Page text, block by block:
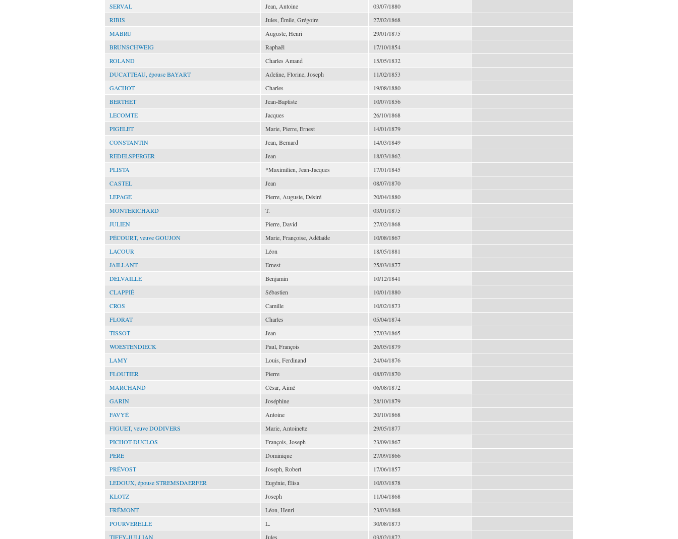
SERVAL
Jean, Antoine
03/07/1880
RIBIS
Jules, Émile, Grégoire
27/02/1868
MABRU
Auguste, Henri
29/01/1875
BRUNSCHWEIG
Raphaël
17/10/1854
ROLAND
Charles Amand
15/05/1832
DUCATTEAU, épouse BAYART
Adeline, Florine, Joseph
11/02/1853
GACHOT
Charles
19/08/1880
BERTHET
Jean-Baptiste
10/07/1856
LECOMTE
Jacques
26/10/1868
PIGELET
Marie, Pierre, Ernest
14/01/1879
CONSTANTIN
Jean, Bernard
14/03/1849
REDELSPERGER
Jean
18/03/1862
PLISTA
*Maximilien, Jean-Jacques
17/01/1845
CASTEL
Jean
08/07/1870
LEPAGE
Pierre, Auguste, Désiré
20/04/1880
MONTÉRICHARD
T.
03/01/1875
JULIEN
Pierre, David
27/02/1868
PÉCOURT, veuve GOUJON
Marie, Françoise, Adélaïde
10/08/1867
LACOUR
Léon
18/05/1881
JAILLANT
Ernest
25/03/1877
DELVAILLE
Benjamin
10/12/1841
CLAPPIÉ
Sébastien
10/01/1880
CROS
Camille
10/02/1873
FLORAT
Charles
05/04/1874
TISSOT
Jean
27/03/1865
WOESTENDIECK
Paul, François
26/05/1879
LAMY
Louis, Ferdinand
24/04/1876
FLOUTIER
Pierre
08/07/1870
MARCHAND
César, Aimé
06/08/1872
GARIN
Joséphine
28/10/1879
FAVYÉ
Antoine
20/10/1868
FIGUET, veuve DODIVERS
Marie, Antoinette
29/05/1877
PICHOT-DUCLOS
François, Joseph
23/09/1867
PÉRÉ
Dominique
27/09/1866
PRÉVOST
Joseph, Robert
17/06/1857
LEDOUX, épouse STREMSDAERFER
Eugénie, Élisa
10/03/1878
KLOTZ
Joseph
11/04/1868
FRÉMONT
Léon, Henri
23/03/1868
POURVERELLE
L.
30/08/1873
TIFFY-JULLIAN
Jules 03/02/1872